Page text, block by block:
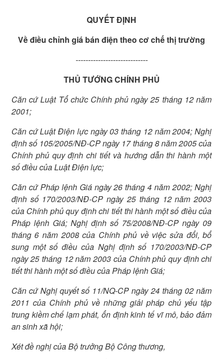
QUYẾT ĐỊNH
Về điều chỉnh giá bán điện theo cơ chế thị trường
-----------------------------
THỦ TƯỚNG CHÍNH PHỦ
Căn cứ Luật Tổ chức Chính phủ ngày 25 tháng 12 năm
2001;
Căn cứ Luật Điện lực ngày 03 tháng 12 năm 2004; Nghị
định số 105/2005/NĐ-CP ngày 17 tháng 8 năm 2005 của
Chính phủ quy định chi tiết và hướng dẫn thi hành một
số điều của Luật Điện lực;
Căn cứ Pháp lệnh Giá ngày 26 tháng 4 năm 2002; Nghị
định số 170/2003/NĐ-CP ngày 25 tháng 12 năm 2003
của Chính phủ quy định chi tiết thi hành một số điều của
Pháp lệnh Giá; Nghị định số 75/2008/NĐ-CP ngày 09
tháng 6 năm 2008 của Chính phủ về việc sửa đổi, bổ
sung một số điều của Nghị định số 170/2003/NĐ-CP
ngày 25 tháng 12 năm 2003 của Chính phủ quy định chi
tiết thi hành một số điều của Pháp lệnh Giá;
Căn cứ Nghị quyết số 11/NQ-CP ngày 24 tháng 02 năm
2011 của Chính phủ về những giải pháp chủ yếu tập
trung kiềm chế lạm phát, ổn định kinh tế vĩ mô, bảo đảm
an sinh xã hội;
Xét đề nghị của Bộ trưởng Bộ Công thương,